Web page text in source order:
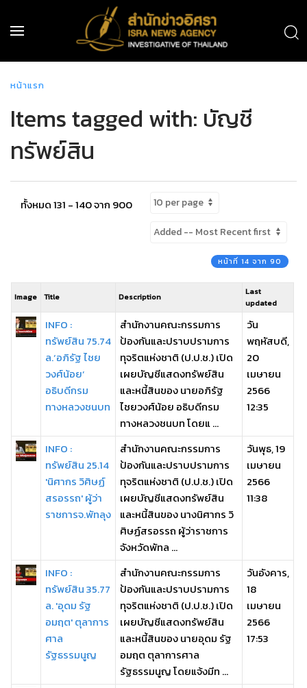
หน้าแรก
Items tagged with: บัญชี
ทรัพย์สิน
ทั้งหมด 131 - 140 จาก 900
หน้าที่ 14 จาก 90
Image Title Description
Last
updated
INFO :
ทรัพย์สิน 75.74
ล.‘อภิรัฐ ไชย
วงศ์น้อย’
อธิบดีกรม
ทางหลวงชนบท
สำนักงานคณะกรรมการ
ป้องกันและปราบปรามการ
ทุจริตแห่งชาติ (ป.ป.ช.) เปิด
เผยบัญชีแสดงทรัพย์สิน
และหนี้สินของ นายอภิรัฐ
ไชยวงศ์น้อย อธิบดีกรม
ทางหลวงชนบท โดยแ ...
วัน
พฤหัสบดี,
20
เมษายน
2566
12:35
INFO :
ทรัพย์สิน 25.14
'นิศากร วิศิษฏ์
สรอรรถ' ผู้ว่า
ราชการจ.พัทลุง
สำนักงานคณะกรรมการ
ป้องกันและปราบปรามการ
ทุจริตแห่งชาติ (ป.ป.ช.) เปิด
เผยบัญชีแสดงทรัพย์สิน
และหนี้สินของ นางนิศากร วิ
ศิษฏ์สรอรรถ ผู้ว่าราชการ
จังหวัดพัทล ...
วันพุธ, 19
เมษายน
2566
11:38
INFO :
ทรัพย์สิน 35.77
ล. 'อุดม รัฐ
อมฤต' ตุลาการ
ศาล
รัฐธรรมนูญ
สำนักงานคณะกรรมการ
ป้องกันและปราบปรามการ
ทุจริตแห่งชาติ (ป.ป.ช.) เปิด
เผยบัญชีแสดงทรัพย์สิน
และหนี้สินของ นายอุดม รัฐ
อมฤต ตุลาการศาล
รัฐธรรมนูญ โดยแจ้งมีท ...
วันอังคาร,
18
เมษายน
2566
17:53